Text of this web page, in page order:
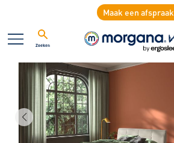
Maak een afspraak
Zoeken